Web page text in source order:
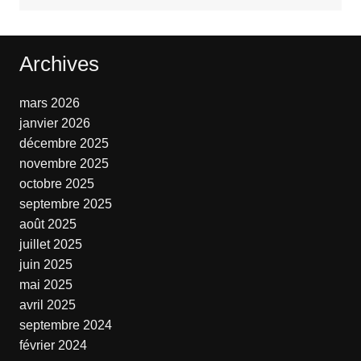
Archives
mars 2026
janvier 2026
décembre 2025
novembre 2025
octobre 2025
septembre 2025
août 2025
juillet 2025
juin 2025
mai 2025
avril 2025
septembre 2024
février 2024